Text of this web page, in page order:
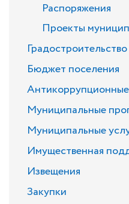
Распоряжения
Проекты
Градостроительство
Бюджет поселения
Муниципальные
Муниципальные
Имущественная
Извещения
Закупки